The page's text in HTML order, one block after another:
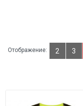
Отображение: 2 3